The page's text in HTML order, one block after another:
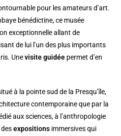
pour les amateurs d’art.
bénédictine, ce musée
exceptionnelle allant de
de lui l’un des plus importants
Unevisite guidée permet d’en
à la pointe sud de la Presqu’île,
contemporaine que par la
aux sciences, à l’anthropologie
desexpositions immersives qui